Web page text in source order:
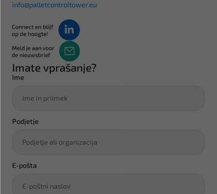
info@palletcontroltower.eu
Imate vprašanje?
Ime
Podjetje
E-pošta